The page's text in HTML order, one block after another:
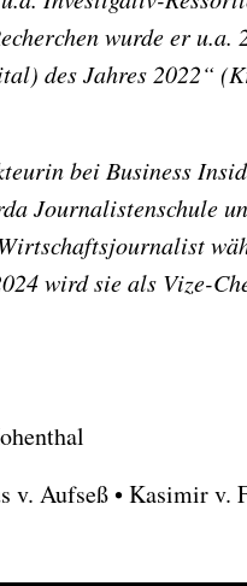
wurde er u.a.
des Jahres 2022“
bei Business
Journalistenschule
wird sie als Vize-
v. Aufseß • Kasimir v.